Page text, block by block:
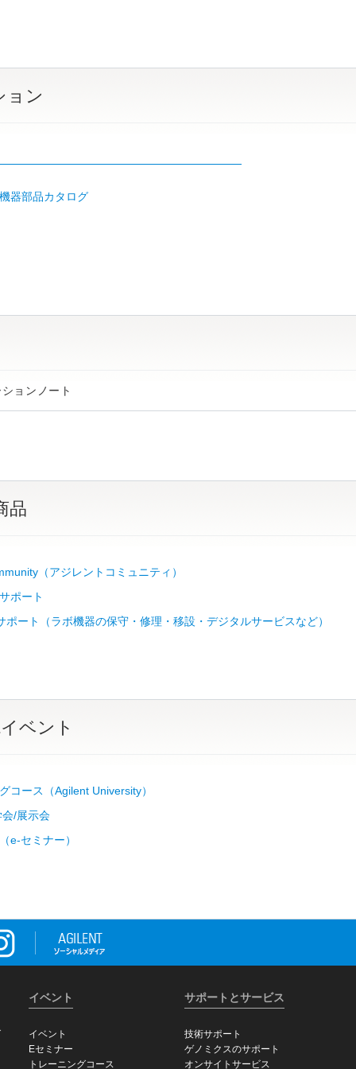
ョン
器部品カタログ
ョンノート
品
（アジレントコミュニティ）
ポート
ポート（ラボ機器の保守・修理・移設・デジタルサービスなど）
ベント
コース（Agilent University）
/展示会
e-セミナー）
イベント
イベント
Eセミナー
トレーニングコース
サポートとサービス
技術サポート
ゲノミクスのサポート
オンサイトサービス